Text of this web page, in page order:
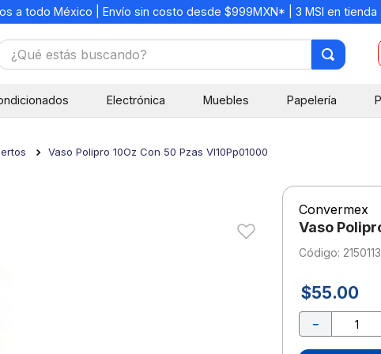
a todo México | Envío sin costo desde $999MXN* | 3 MSI en tienda
estás buscando?
Electrónica Muebles Papelería
Vaso Polipro 10Oz Con 50 Pzas Vl10Pp01000
Convermex
Vaso
: 2150113
$55.00
－